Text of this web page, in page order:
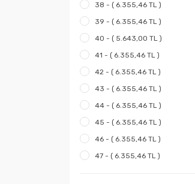
38 - ( 6.355,46 TL )
39 - ( 6.355,46 TL )
40 - ( 5.643,00 TL )
41 - ( 6.355,46 TL )
42 - ( 6.355,46 TL )
43 - ( 6.355,46 TL )
44 - ( 6.355,46 TL )
45 - ( 6.355,46 TL )
46 - ( 6.355,46 TL )
47 - ( 6.355,46 TL )